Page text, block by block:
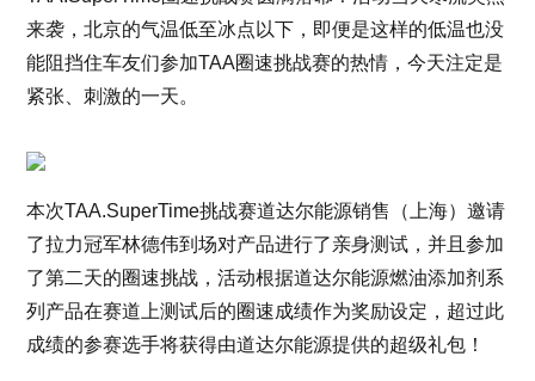
来袭，北京的气温低至冰点以下，即便是这样的低温也没
能阻挡住车友们参加TAA圈速挑战赛的热情，今天注定是
紧张、刺激的一天。
本次TAA.SuperTime挑战赛道达尔能源销售（上海）邀请
了拉力冠军林德伟到场对产品进行了亲身测试，并且参加
了第二天的圈速挑战，活动根据道达尔能源燃油添加剂系
列产品在赛道上测试后的圈速成绩作为奖励设定，超过此
成绩的参赛选手将获得由道达尔能源提供的超级礼包！